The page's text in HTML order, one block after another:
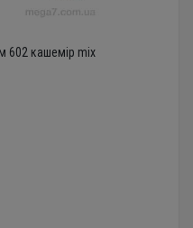
602 кашемір mix